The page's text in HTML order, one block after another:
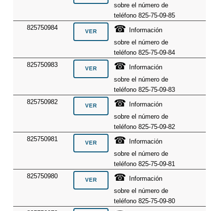
sobre el número de
teléfono 825-75-09-85
825750984
☎
Información
sobre el número de
teléfono 825-75-09-84
825750983
☎
Información
sobre el número de
teléfono 825-75-09-83
825750982
☎
Información
sobre el número de
teléfono 825-75-09-82
825750981
☎
Información
sobre el número de
teléfono 825-75-09-81
825750980
☎
Información
sobre el número de
teléfono 825-75-09-80